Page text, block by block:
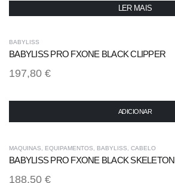
LER MAIS
BABYLISS
BABYLISS PRO FXONE BLACK CLIPPER
197,80 €
ADICIONAR
MAQUINAS, EQUIPAMENTOS, BABYLISS, CABELO
BABYLISS PRO FXONE BLACK SKELETON
188,50 €